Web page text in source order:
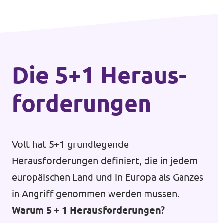
Die 5+1 Heraus­
forderungen
Volt hat 5+1 grundlegende
Herausforderungen definiert, die in jedem
europäischen Land und in Europa als Ganzes
in Angriff genommen werden müssen.
Warum 5 + 1 Herausforderungen?